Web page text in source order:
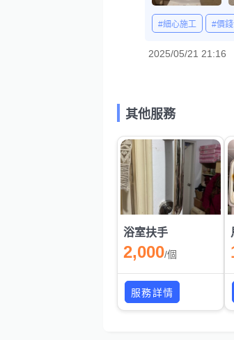
#細心施工 #價
2025/05/21 21:16
其他服務
浴室扶手
2,000/個
服務詳情